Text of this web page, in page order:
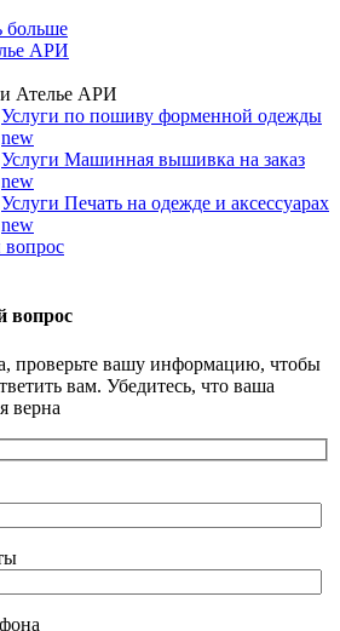
больше
АРИ
Ателье АРИ
Услуги по пошиву форменной одежды
new
Услуги Машинная вышивка на заказ
new
Услуги Печать на одежде и аксессуарах
new
вопрос
вопрос
проверьте вашу информацию, чтобы
вам. Убедитесь, что ваша
верна